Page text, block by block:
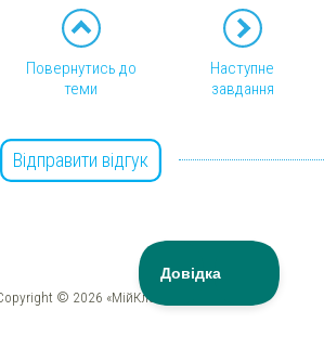
Повернутись до
теми
Наступне
завдання
Відправити відгук
© 2026 «МійКлас»